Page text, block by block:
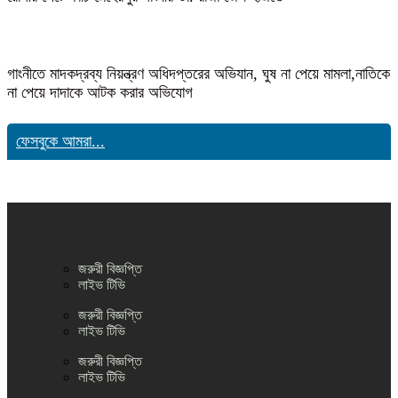
গাংনীতে মাদকদ্রব্য নিয়ন্ত্রণ অধিদপ্তরের অভিযান, ঘুষ না পেয়ে মামলা,নাতিকে
না পেয়ে দাদাকে আটক করার অভিযোগ
ফেসবুকে আমরা...
জরুরী বিজ্ঞপ্তি
লাইভ টিভি
জরুরী বিজ্ঞপ্তি
লাইভ টিভি
জরুরী বিজ্ঞপ্তি
লাইভ টিভি